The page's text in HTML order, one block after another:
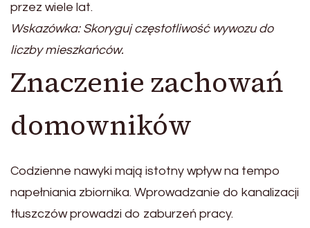
przez wiele lat.
Wskazówka: Skoryguj częstotliwość wywozu do
liczby mieszkańców.
Znaczenie zachowań
domowników
Codzienne nawyki mają istotny wpływ na tempo
napełniania zbiornika. Wprowadzanie do kanalizacji
tłuszczów prowadzi do zaburzeń pracy.